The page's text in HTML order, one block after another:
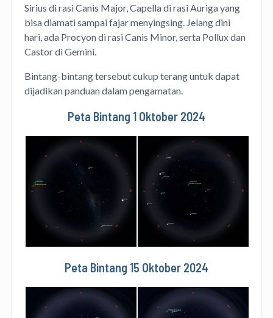
Sirius di rasi Canis Major, Capella di rasi Auriga yang
bisa diamati sampai fajar menyingsing. Jelang dini
hari, ada Procyon di rasi Canis Minor, serta Pollux dan
Castor di Gemini.
Bintang-bintang tersebut cukup terang untuk dapat
dijadikan panduan dalam pengamatan.
Peta Bintang 1 Oktober 2024
Peta Bintang 15 Oktober 2024